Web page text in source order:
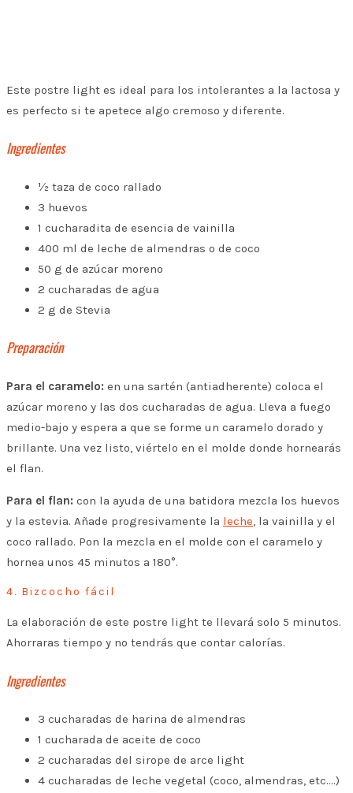
Este postre light es ideal para los intolerantes a la lactosa y
es perfecto si te apetece algo cremoso y diferente.
Ingredientes
½ taza de coco rallado
3 huevos
1 cucharadita de esencia de vainilla
400 ml de leche de almendras o de coco
50 g de azúcar moreno
2 cucharadas de agua
2 g de Stevia
Preparación
Para el caramelo: en una sartén (antiadherente) coloca el
azúcar moreno y las dos cucharadas de agua. Lleva a fuego
medio-bajo y espera a que se forme un caramelo dorado y
brillante. Una vez listo, viértelo en el molde donde hornearás
el flan.
Para el flan: con la ayuda de una batidora mezcla los huevos
y la estevia. Añade progresivamente la leche, la vainilla y el
coco rallado. Pon la mezcla en el molde con el caramelo y
hornea unos 45 minutos a 180°.
4. Bizcocho fácil
La elaboración de este postre light te llevará solo 5 minutos.
Ahorraras tiempo y no tendrás que contar calorías.
Ingredientes
3 cucharadas de harina de almendras
1 cucharada de aceite de coco
2 cucharadas del sirope de arce light
4 cucharadas de leche vegetal (coco, almendras, etc.…)